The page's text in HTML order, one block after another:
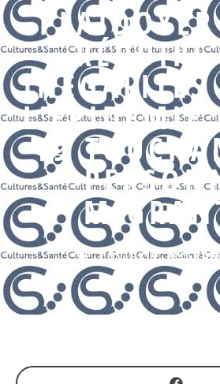
INÉGALITÉS
19
COVID-19,